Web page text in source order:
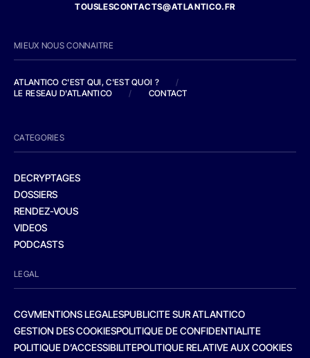
TOUSLESCONTACTS@ATLANTICO.FR
MIEUX NOUS CONNAITRE
ATLANTICO C'EST QUI, C'EST QUOI ?
/
LE RESEAU D'ATLANTICO
/ CONTACT
CATEGORIES
DECRYPTAGES
DOSSIERS
RENDEZ-VOUS
VIDEOS
PODCASTS
LEGAL
CGVMENTIONS LEGALESPUBLICITE SUR ATLANTICO
GESTION DES COOKIESPOLITIQUE DE CONFIDENTIALITE
POLITIQUE D’ACCESSIBILITEPOLITIQUE RELATIVE AUX COOKIES